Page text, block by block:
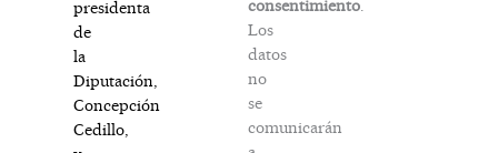
presidenta
de
la
Diputación,
Concepción
Cedillo,
consentimiento
Los
datos
no
se
comunicarán